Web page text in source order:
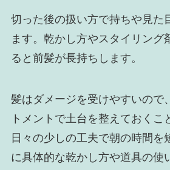
切った後の扱い方で持ちや見た
ます。乾かし方やスタイリング
ると前髪が長持ちします。
髪はダメージを受けやすいので
トメントで土台を整えておくこ
日々の少しの工夫で朝の時間を
に具体的な乾かし方や道具の使